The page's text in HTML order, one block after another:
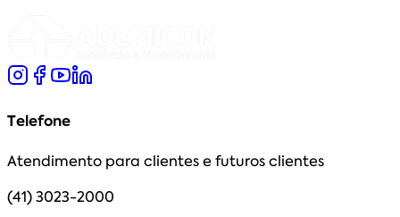
Telefone
Atendimento para clientes e futuros clientes
(41) 3023-2000